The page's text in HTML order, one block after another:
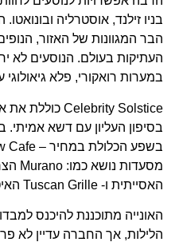
בניו זילנד, אוסטרליה
הבר המגוונות של האזור,
העתיקות בעולם. הנוסעים לא
במערות רואקורי, פלא
בסיפון העליון עם דשא אמיתי.
האסייתית ו- Tuscan Grille האיטלקית.
הלילות, אך החברה עדיין לא